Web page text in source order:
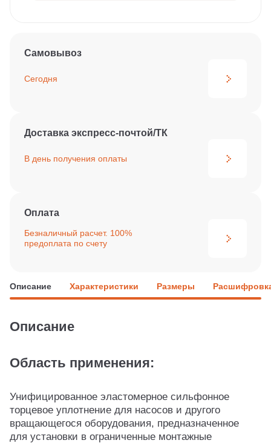
Самовывоз
Сегодня
Доставка экспресс-почтой/ТК
В день получения оплаты
Оплата
Безналичный расчет. 100%
предоплата по счету
Описание Характеристики Размеры
Описание
Область применения:
Унифицированное эластомерное сильфонное
торцевое уплотнение для насосов и другого
вращающегося оборудования, предназначенное
для установки в ограниченные монтажные